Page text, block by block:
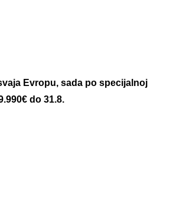
Evropu, sada po specijalnoj
do 31.8.